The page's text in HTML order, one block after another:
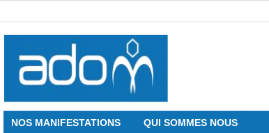
NOS MANIFESTATIONS QUI SOMMES NOUS